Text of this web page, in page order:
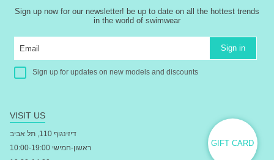
Sign up now for our newsletter! be up to date on all the hottest trends
in the world of swimwear
Sign in
Sign up for updates on new models and discounts
VISIT US
דיזינגוף 110, תל אביב
ראשון-חמישי 10:00-19:00
GIFT CARD